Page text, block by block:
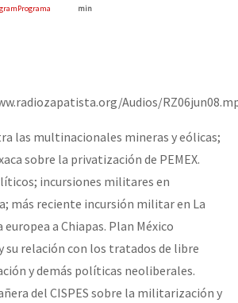
Programa
min
Audios/
las multinacionales mineras y eólicas;
sobre la privatización de PEMEX.
incursiones militares en
más reciente incursión militar en La
europea a Chiapas. Plan México
su relación con los tratados de libre
y demás políticas neoliberales.
del CISPES sobre la militarización y